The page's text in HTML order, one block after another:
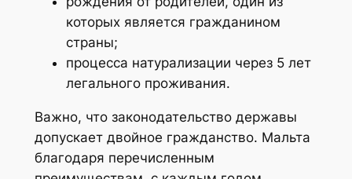
которых является гражданином
страны;
процесса натурализации через 5 лет
легального проживания.
Важно, что законодательство державы
допускает двойное гражданство. Мальта
благодаря перечисленным